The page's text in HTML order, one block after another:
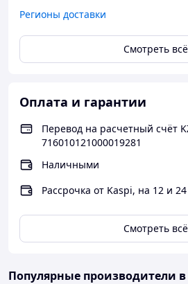
· 🔥 Отличная теплоизоляция
Хорошая звукоизоляция
· 🌿 Экологичность— из
· 🧰Удобство в работе— легко
обрабатывается
· 📦 Идеальная геометрия
Наружные несущие стены
· Теплые энергоэффективные
Регионы доставки
Смотреть всё
Оплата и гарантии
Перевод на расчетный счёт
716010121000019281
Наличными
Рассрочка от Kaspi, на 12 и
Смотреть всё
Популярные производители